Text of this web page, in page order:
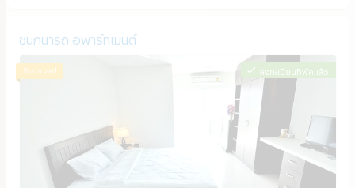
ชนกนารถ อพาร์ทเมนต์
ลงทะเบียนที่พักแล้ว